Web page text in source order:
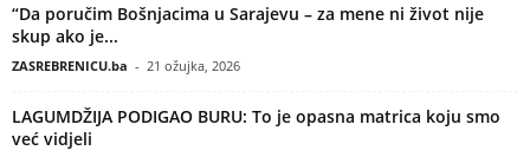
“Da poručim Bošnjacima u Sarajevu – za mene ni život nije
skup ako je...
ZASREBRENICU.ba - 21 ožujka, 2026
LAGUMDŽIJA PODIGAO BURU: To je opasna matrica koju smo
već vidjeli